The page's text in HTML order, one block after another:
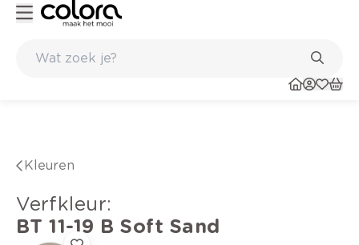
Kleuren
verfkleur:
BT 11-19 B Soft Sand